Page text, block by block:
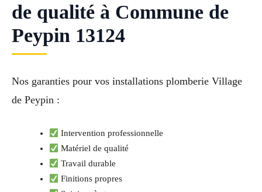
de qualité à Commune de
Peypin 13124
Nos garanties pour vos installations plomberie Village
de Peypin :
Intervention professionnelle
Matériel de qualité
Travail durable
Finitions propres